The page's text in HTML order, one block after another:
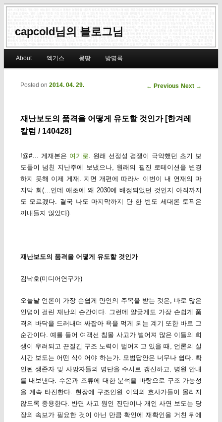
capcold님의 블로그님
Skip to primary content
Skip to secondary content
About 엑기스 몽땅 방명록
Post navigation
← Previous Next →
재난보도의 품격을 어떻게 유도할 것인가 [한겨레
칼럼 / 140428]
Posted on 2014. 04. 29.
!@#… 게재본은 여기로
. 원래 선정성 경쟁이 극악했던 초기 보
도들이 넘친 지난주에 보냈으나, 원래의 필진 로테이션을 변경
하지 못해 이제 게재. 지면 개편에 따라서 이번이 내 연재의 마
지막 회(…인데 애초에 왜 2030에 배정되었던 것인지 아직까지
도 모르겠다. 결국 나도 마지막까지 단 한 번도 세대론 토픽은
꺼내들지 않았다).
재난보도의 품격을 어떻게 유도할 것인가
김낙호(미디어연구가)
오늘날 언론이 가장 손쉽게 만인의 주목을 받는 것은, 바로 많은
인명이 걸린 재난의 순간이다. 그런데 얄궂게도 가장 손쉽게 품
격의 바닥을 드러내며 싸잡아 욕을 먹게 되는 계기 또한 바로 그
순간이다. 예를 들어 여객선 침몰 사고가 벌어져 많은 이들의 희
생이 우려되고 끈질긴 구조 노력이 벌어지고 있을 때, 언론의 실
시간 보도는 어떤 식이어야 하는가. 모범답안은 너무나 쉽다. 확
인된 생존자 및 사망자들의 명단을 수시로 갱신하고, 병원 안내
를 내보낸다. 수온과 조류에 대한 분석을 바탕으로 구조 가능성
을 계속 타진한다. 현장에 구조인원 이외의 호사가들이 몰리지
않도록 종용한다. 반면 사고 원인 진단이나 개인 사연 보도는 당
장의 속보가 필요한 것이 아닌 만큼 확인에 재확인을 거친 뒤에